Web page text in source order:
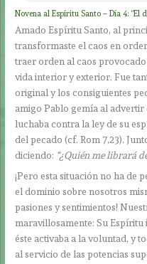
Novena al Espíritu Santo – Día 4: “El
Amado Espíritu Santo, al
transformaste el caos en
traer orden al caos
vida interior y exterior. Fue
original y los consiguientes
amigo Pablo gemía al advertir
luchaba contra la ley de su
del pecado (cf. Rom 7,23).
diciendo: “¿Quién me librará
¡Pero esta situación no ha de
el dominio sobre nosotros
pasiones y sentimientos!
maravillosamente: Su
éste activaba a la voluntad, y
al servicio de las potencias